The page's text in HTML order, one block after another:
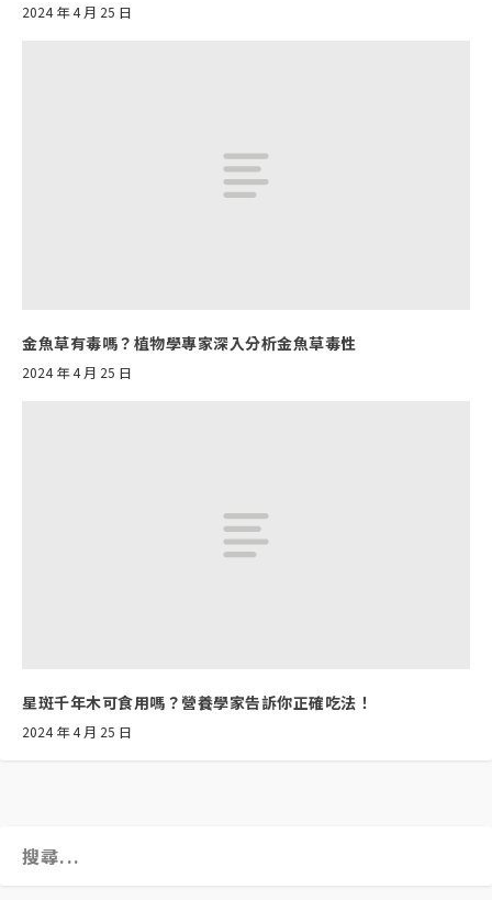
2024 年 4 月 25 日
金魚草有毒嗎？植物學專家深入分析金魚草毒性
2024 年 4 月 25 日
星斑千年木可食用嗎？營養學家告訴你正確吃法！
2024 年 4 月 25 日